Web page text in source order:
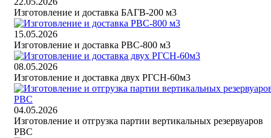
Изготовление и доставка БАГВ-200 м3
15.05.2026
Изготовление и доставка РВС-800 м3
08.05.2026
Изготовление и доставка двух РГСН-60м3
04.05.2026
Изготовление и отгрузка партии вертикальных резервуаров
РВС